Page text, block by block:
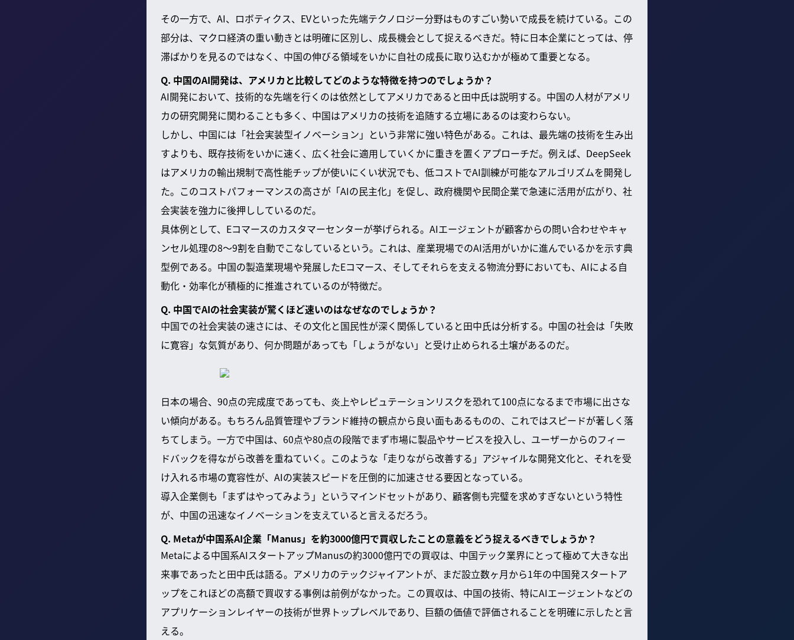
その一方で、AI、ロボティクス、EVといった先端テクノロジー分野はものすごい勢いで成長を続けている。この
部分は、マクロ経済の重い動きとは明確に区別し、成長機会として捉えるべきだ。特に日本企業にとっては、停
滞ばかりを見るのではなく、中国の伸びる領域をいかに自社の成長に取り込むかが極めて重要となる。
Q. 中国のAI開発は、アメリカと比較してどのような特徴を持つのでしょうか？
AI開発において、技術的な先端を行くのは依然としてアメリカであると田中氏は説明する。中国の人材がアメリ
カの研究開発に関わることも多く、中国はアメリカの技術を追随する立場にあるのは変わらない。
しかし、中国には「社会実装型イノベーション」という非常に強い特色がある。これは、最先端の技術を生み出
すよりも、既存技術をいかに速く、広く社会に適用していくかに重きを置くアプローチだ。例えば、DeepSeek
はアメリカの輸出規制で高性能チップが使いにくい状況でも、低コストでAI訓練が可能なアルゴリズムを開発し
た。このコストパフォーマンスの高さが「AIの民主化」を促し、政府機関や民間企業で急速に活用が広がり、社
会実装を強力に後押ししているのだ。
具体例として、Eコマースのカスタマーセンターが挙げられる。AIエージェントが顧客からの問い合わせやキャ
ンセル処理の8〜9割を自動でこなしているという。これは、産業現場でのAI活用がいかに進んでいるかを示す典
型例である。中国の製造業現場や発展したEコマース、そしてそれらを支える物流分野においても、AIによる自
動化・効率化が積極的に推進されているのが特徴だ。
Q. 中国でAIの社会実装が驚くほど速いのはなぜなのでしょうか？
中国での社会実装の速さには、その文化と国民性が深く関係していると田中氏は分析する。中国の社会は「失敗
に寛容」な気質があり、何か問題があっても「しょうがない」と受け止められる土壌があるのだ。
日本の場合、90点の完成度であっても、炎上やレピュテーションリスクを恐れて100点になるまで市場に出さな
い傾向がある。もちろん品質管理やブランド維持の観点から良い面もあるものの、これではスピードが著しく落
ちてしまう。一方で中国は、60点や80点の段階でまず市場に製品やサービスを投入し、ユーザーからのフィー
ドバックを得ながら改善を重ねていく。このような「走りながら改善する」アジャイルな開発文化と、それを受
け入れる市場の寛容性が、AIの実装スピードを圧倒的に加速させる要因となっている。
導入企業側も「まずはやってみよう」というマインドセットがあり、顧客側も完璧を求めすぎないという特性
が、中国の迅速なイノベーションを支えていると言えるだろう。
Q. Metaが中国系AI企業「Manus」を約3000億円で買収したことの意義をどう捉えるべきでしょうか？
Metaによる中国系AIスタートアップManusの約3000億円での買収は、中国テック業界にとって極めて大きな出
来事であったと田中氏は語る。アメリカのテックジャイアントが、まだ設立数ヶ月から1年の中国発スタートア
ップをこれほどの高額で買収する事例は前例がなかった。この買収は、中国の技術、特にAIエージェントなどの
アプリケーションレイヤーの技術が世界トップレベルであり、巨額の価値で評価されることを明確に示したと言
える。